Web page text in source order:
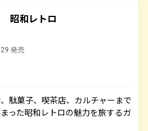
昭和レトロ
発売
駄菓子、喫茶店、カルチャーまで
った昭和レトロの魅力を旅するガ